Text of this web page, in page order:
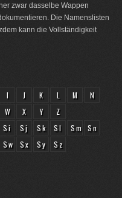
zwar dasselbe Wappen
Die Namenslisten
kann die Vollständigkeit
I J K L M
N
W X Y
Z
Si Sj Sk Sl Sm Sn
Sw Sx Sy Sz